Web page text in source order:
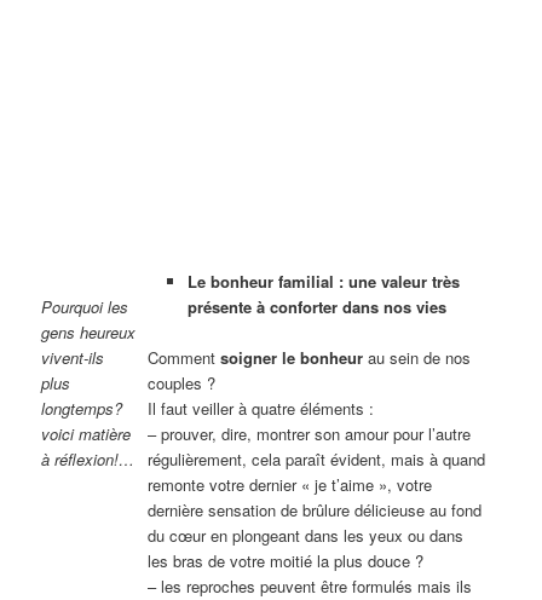
Pourquoi les
gens heureux
vivent-ils
plus
longtemps?
voici matière
à réflexion!…
Le bonheur familial : une valeur très
présente à conforter dans nos vies
Commentsoigner le bonheurau sein de nos
couples ?
Il faut veiller à quatre éléments :
– prouver, dire, montrer son amour pour l’autre
régulièrement, cela paraît évident, mais à quand
remonte votre dernier « je t’aime », votre
dernière sensation de brûlure délicieuse au fond
du cœur en plongeant dans les yeux ou dans
les bras de votre moitié la plus douce ?
– les reproches peuvent être formulés mais ils